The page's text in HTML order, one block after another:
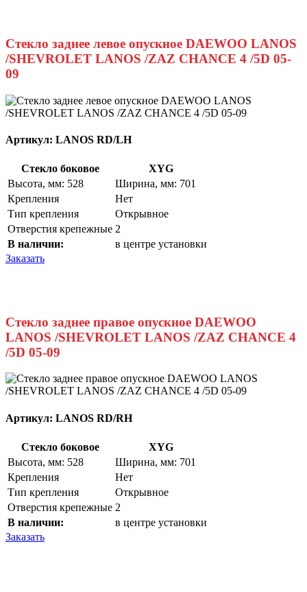
Стекло заднее левое опускное DAEWOO LANOS
/SHEVROLET LANOS /ZAZ CHANCE 4 /5D 05-
09
Артикул: LANOS RD/LH
Стекло боковое
XYG
Высота, мм: 528
Ширина, мм: 701
Крепления
Нет
Тип крепления
Открывное
Отверстия крепежные 2
В наличии:
в центре установки
Заказать
Стекло заднее правое опускное DAEWOO
LANOS /SHEVROLET LANOS /ZAZ CHANCE 4
/5D 05-09
Артикул: LANOS RD/RH
Стекло боковое
XYG
Высота, мм: 528
Ширина, мм: 701
Крепления
Нет
Тип крепления
Открывное
Отверстия крепежные 2
В наличии:
в центре установки
Заказать